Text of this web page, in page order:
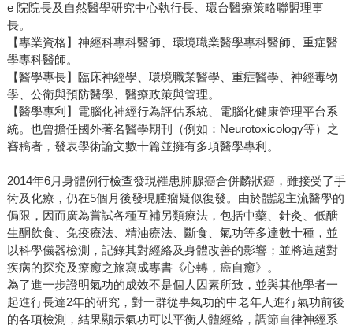
e 院院長及自然醫學研究中心執行長、環台醫療策略聯盟理事
長。
【專業資格】神經科專科醫師、環境職業醫學專科醫師、重症醫
學專科醫師。
【醫學專長】臨床神經學、環境職業醫學、重症醫學、神經毒物
學、公衛與預防醫學、醫療政策與管理。
【醫學專利】電腦化神經行為評估系統、電腦化健康管理平台系
統。也曾擔任國外著名醫學期刊（例如：Neurotoxicology等）之
審稿者，發表學術論文數十篇並擁有多項醫學專利。
2014年6月身體例行檢查發現罹患肺腺癌合併麟狀癌，雖接受了手
術及化療，仍在5個月後發現腫瘤疑似復發。由於體認主流醫學的
侷限，因而廣為嘗試各種互補另類療法，包括中藥、針灸、低醣
生酮飲食、免疫療法、精油療法、斷食、氣功等多達數十種，並
以科學儀器檢測，記錄其對經絡及身體改善的影響；並將這趟對
疾病的探究及療癒之旅寫成專書《心轉，癌自癒》。
為了進一步證明氣功的成效不是個人因素所致，並與其他學者一
起進行長達2年的研究，對一群從事氣功的中老年人進行氣功前後
的各項檢測，結果顯示氣功可以平衡人體經絡，調節自律神經系